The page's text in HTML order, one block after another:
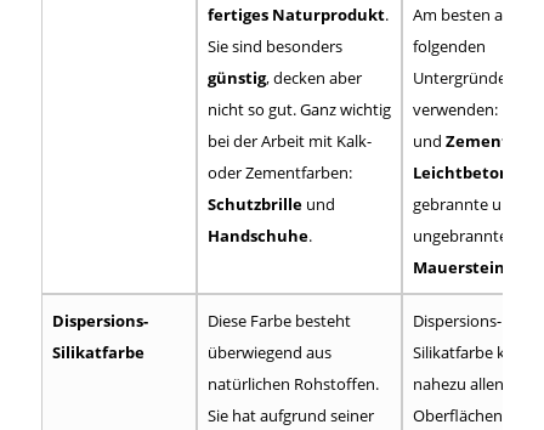
fertiges Naturprodukt.
Sie sind besonders
günstig, decken aber
nicht so gut. Ganz wichtig
bei der Arbeit mit Kalk-
oder Zementfarben:
Schutzbrilleund
Handschuhe.
Am besten auf
folgenden
Untergründen
verwenden:
und Zementputz
Leichtbeton
gebrannte und
ungebrannte
Mauersteine
Dispersions-
Silikatfarbe
Diese Farbe besteht
überwiegend aus
natürlichen Rohstoffen.
Sie hat aufgrund seiner
Dispersions-
Silikatfarbe kann
nahezu allen
Oberflächen